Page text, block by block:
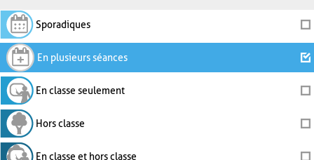
Sporadiques
En plusieurs séances
En classe seulement
Hors classe
En classe et hors classe